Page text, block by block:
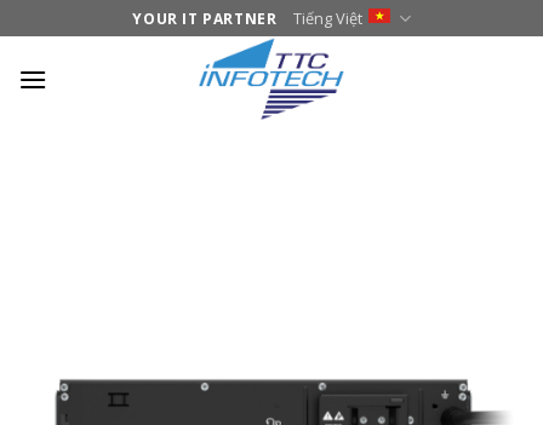
to
content
YOUR IT PARTNER Tiếng Việt